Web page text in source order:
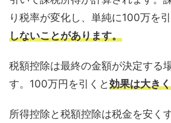
り税率が変化し、単純に100万を
しないことがあります。
税額控除は最終の金額が決定する
す。100万円を引くと効果は大き
所得控除と税額控除は税金を安く